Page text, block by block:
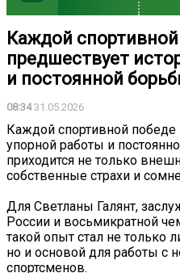
Каждой
предшествует
и постоянной
08:3431.05.2026
Каждой спортивной победе
упорной работы и
приходится не только
собственные страхи и
Для Светланы Галянт,
России и восьмикратной
такой опыт стал не только
но и основой для работы с
спортсменов.